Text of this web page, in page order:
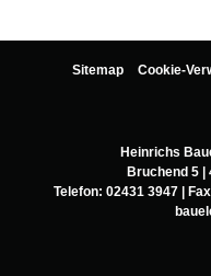
Sitemap Cookie-
Heinrichs
Bruchend 5 |
Telefon: 02431 3947 |